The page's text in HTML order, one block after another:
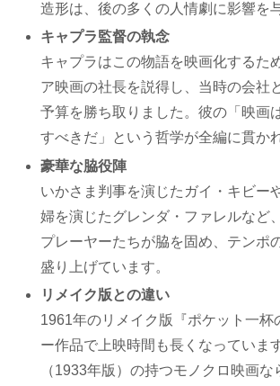
造形は、後の多くの人情劇に影響を
キャプラ監督の執念
キャプラはこの物語を映画化するた
ア映画の社長を説得し、当時の会社
予算を勝ち取りました。彼の「映画
すべきだ」という哲学が全編に貫か
豪華な脇役陣
いかさま判事を演じたガイ・キビー
婦を演じたグレンダ・ファレルなど
プレーヤーたちが脇を固め、テンポ
盛り上げています。
リメイク版との違い
1961年のリメイク版『ポケット一杯
ー作品で上映時間も長くなっていま
（1933年版）の持つモノクロ映画な